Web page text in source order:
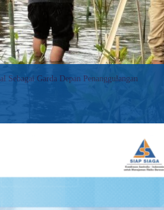
Sebagai Garda Depan Penanggulangan
manajemen risiko bencana kini semakin
Pemerintah Indonesia terhadap
Aktor lokal yang tinggal...